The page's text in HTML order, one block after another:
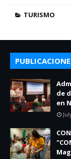
TURISMO
de
en